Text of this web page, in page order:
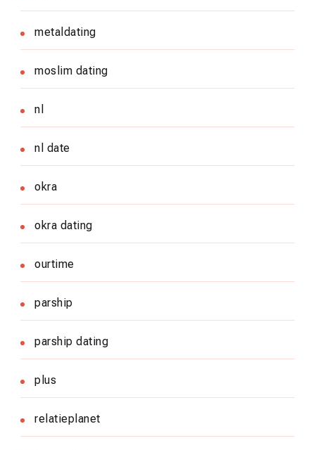
metaldating
moslim dating
nl
nl date
okra
okra dating
ourtime
parship
parship dating
plus
relatieplanet